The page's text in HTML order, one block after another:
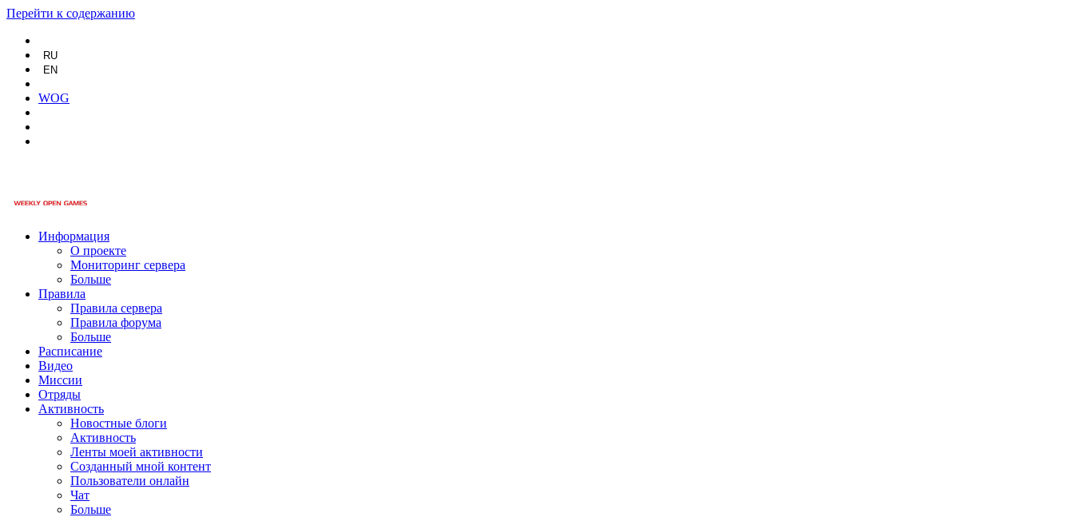
Перейти к содержанию
RU
EN
WOG
Информация
О проекте
Мониторинг сервера
Больше
Правила
Правила сервера
Правила форума
Больше
Расписание
Видео
Миссии
Отряды
Активность
Новостные блоги
Активность
Ленты моей активности
Созданный мной контент
Пользователи онлайн
Чат
Больше